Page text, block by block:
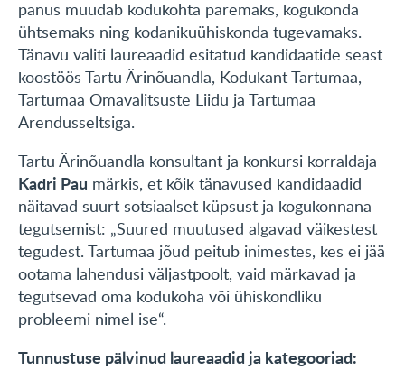
panus muudab kodukohta paremaks, kogukonda
ühtsemaks ning kodanikuühiskonda tugevamaks.
Tänavu valiti laureaadid esitatud kandidaatide seast
koostöös Tartu Ärinõuandla, Kodukant Tartumaa,
Tartumaa Omavalitsuste Liidu ja Tartumaa
Arendusseltsiga.
Tartu Ärinõuandla konsultant ja konkursi korraldaja
Kadri Pau märkis, et kõik tänavused kandidaadid
näitavad suurt sotsiaalset küpsust ja kogukonnana
tegutsemist: „Suured muutused algavad väikestest
tegudest. Tartumaa jõud peitub inimestes, kes ei jää
ootama lahendusi väljastpoolt, vaid märkavad ja
tegutsevad oma kodukoha või ühiskondliku
probleemi nimel ise“.
Tunnustuse pälvinud laureaadid ja kategooriad: